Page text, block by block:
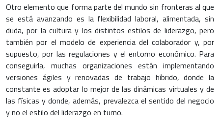
Otro elemento que forma parte del mundo sin fronteras al que
se está avanzando es la flexibilidad laboral, alimentada, sin
duda, por la cultura y los distintos estilos de liderazgo, pero
también por el modelo de experiencia del colaborador y, por
supuesto, por las regulaciones y el entorno económico. Para
conseguirla, muchas organizaciones están implementando
versiones ágiles y renovadas de trabajo híbrido, donde la
constante es adoptar lo mejor de las dinámicas virtuales y de
las físicas y donde, además, prevalezca el sentido del negocio
y no el estilo del liderazgo en turno.